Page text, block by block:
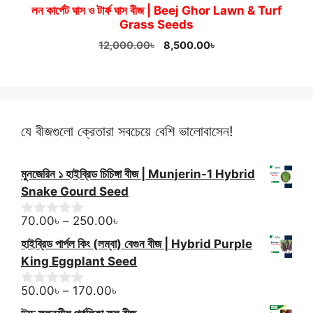
লন কার্পেট ঘাস ও টার্ফ ঘাস বীজ | Beej Ghor Lawn & Turf
Grass Seeds
12,000.00৳
Original
8,500.00৳Current
যে বীজগুলো ক্রেতারা সবচেয়ে বেশি ভালোবাসেন!
মুনজেরিন ১ হাইব্রিড চিচিঙ্গা বীজ | Munjerin-1 Hybrid
Snake Gourd Seed
0
u
t
o
f
5
70.00৳ – 250.00৳
range:
70.00৳
হাইব্রিড পার্পল কিং (লম্বা) বেগুন বীজ | Hybrid Purple
King Eggplant Seed
0
o
50.00৳ – 170.00৳
range: